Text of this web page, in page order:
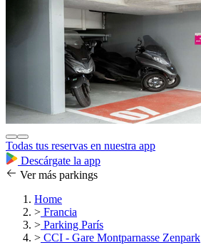
Todas tus reservas en nuestra app
Descárgate la app
Ver más parkings
Home
> Francia
> Parking París
> CCI - Gare Montparnasse Zenpark